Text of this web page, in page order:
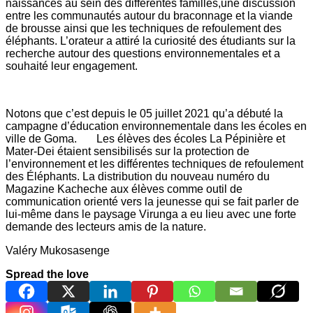
naissances au sein des différentes familles,une discussion
entre les communautés autour du braconnage et la viande
de brousse ainsi que les techniques de refoulement des
éléphants. L’orateur a attiré la curiosité des étudiants sur la
recherche autour des questions environnementales et a
souhaité leur engagement.
Notons que c’est depuis le 05 juillet 2021 qu’a débuté la
campagne d’éducation environnementale dans les écoles en
ville de Goma. Les élèves des écoles La Pépinière et
Mater-Dei étaient sensibilisés sur la protection de
l’environnement et les différentes techniques de refoulement
des Éléphants. La distribution du nouveau numéro du
Magazine Kacheche aux élèves comme outil de
communication orienté vers la jeunesse qui se fait parler de
lui-même dans le paysage Virunga a eu lieu avec une forte
demande des lecteurs amis de la nature.
Valéry Mukosasenge
Spread the love